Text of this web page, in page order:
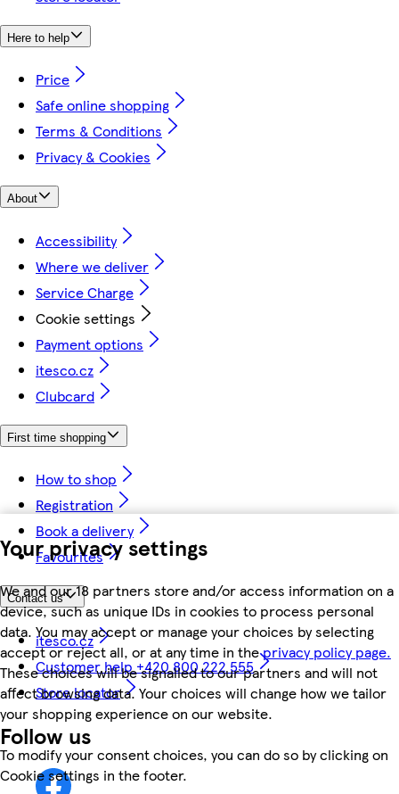
Your privacy settings
We and our 18 partners store and/or access information on a
device, such as unique IDs in cookies to process personal
data. You may accept or manage your choices by selecting
accept or reject all, or at any time in theprivacy policy page.
These choices will be signalled to our partners and will not
affect browsing data. Your choices will change how we tailor
your shopping experience on our website.
To modify your consent choices, you can do so by clicking on
Cookie settings in the footer.
Here to help
Price
Safe online shopping
Terms & Conditions
Privacy & Cookies
About
Accessibility
Where we deliver
Service Charge
Cookie settings
Payment options
itesco.cz
Clubcard
First time shopping
How to shop
Registration
Book a delivery
Favourites
Contact us
itesco.cz
Customer help +420 800 222 555
Store locator
Follow us